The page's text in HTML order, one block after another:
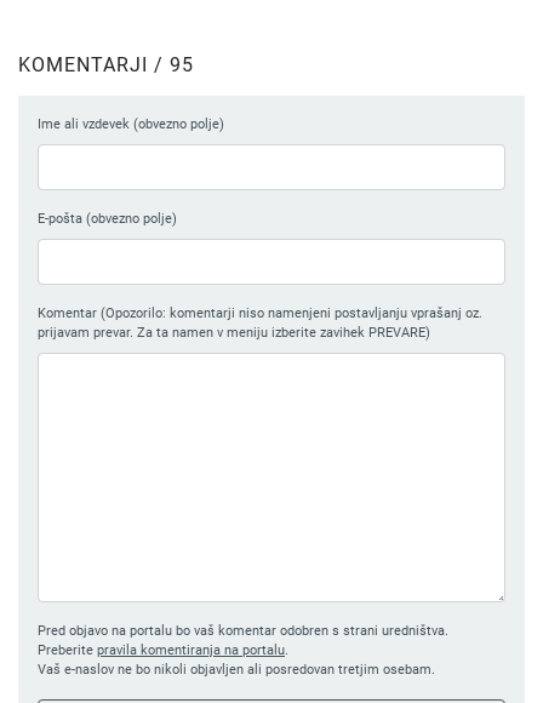
KOMENTARJI / 95
Ime ali vzdevek (obvezno polje)
E-pošta (obvezno polje)
Komentar (Opozorilo: komentarji niso namenjeni postavljanju vprašanj oz.
prijavam prevar. Za ta namen v meniju izberite zavihek PREVARE)
Pred objavo na portalu bo vaš komentar odobren s strani uredništva.
Preberite pravila komentiranja na portalu.
Vaš e-naslov ne bo nikoli objavljen ali posredovan tretjim osebam.